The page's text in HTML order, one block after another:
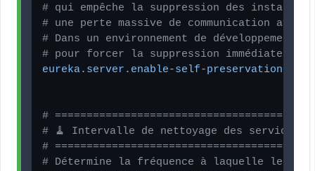
# qui empêche la suppression des
# une perte massive de communication
# Dans un environnement de
# pour forcer la suppression immédiate
eureka.server.enable-self-preservation=
#
# 🧹 Intervalle de nettoyage des services
#
# Détermine la fréquence à laquelle le